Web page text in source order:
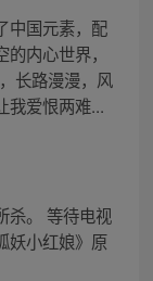
中国元素，配
内心世界，
长路漫漫，风
我爱恨两难...
杀。 等待电视
妖小红娘》原